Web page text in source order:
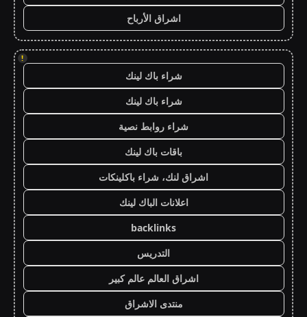
اشراق الأرباح
!
شراء باك لينك
شراء باك لينك
شراء روابط نصية
باقات باك لينك
اشراق لنك، شراء باكلينكات
اعلانات الباك لينك
backlinks
التدريس
اشراق العالم عالم كبير
منتدى الاشراق